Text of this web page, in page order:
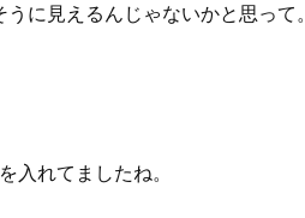
に見えるんじゃないかと思って。
入れてましたね。